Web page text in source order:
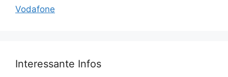
Vodafone
Interessante Infos